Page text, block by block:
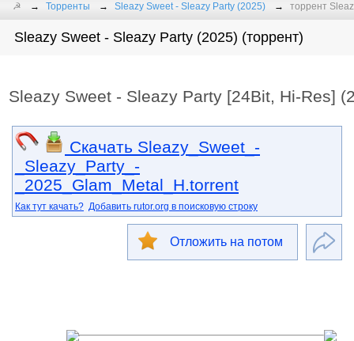
☭ Торренты Sleazy Sweet - Sleazy Party (2025) торрент
Sleazy Sweet - Sleazy Party (2025) (торрент)
Sleazy Sweet - Sleazy Party [24Bit, Hi-Res]
Скачать Sleazy_Sweet_-
_Sleazy_Party_-
_2025_Glam_Metal_H.torrent
Как тут качать? Добавить rutor.org в поисковую строку
Отложить на потом